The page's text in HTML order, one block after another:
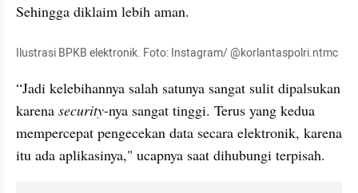
Sehingga diklaim lebih aman.
Ilustrasi BPKB elektronik. Foto: Instagram/ @korlantaspolri.ntmc
“Jadi kelebihannya salah satunya sangat sulit dipalsukan
karena security-nya sangat tinggi. Terus yang kedua
mempercepat pengecekan data secara elektronik, karena
itu ada aplikasinya," ucapnya saat dihubungi terpisah.